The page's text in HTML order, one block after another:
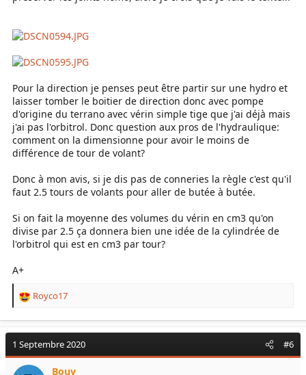
Pour la direction je penses peut être partir sur une hydro et
laisser tomber le boitier de direction donc avec pompe
d'origine du terrano avec vérin simple tige que j'ai déjà mais
j'ai pas l'orbitrol. Donc question aux pros de l'hydraulique:
comment on la dimensionne pour avoir le moins de
différence de tour de volant?
Donc à mon avis, si je dis pas de conneries la règle c'est qu'il
faut 2.5 tours de volants pour aller de butée à butée.
Si on fait la moyenne des volumes du vérin en cm3 qu'on
divise par 2.5 ça donnera bien une idée de la cylindrée de
l'orbitrol qui est en cm3 par tour?
A+
R
t
Royco17
1 Septembre 2020 #6
Bouv